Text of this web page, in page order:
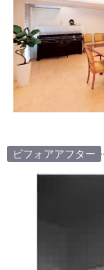
ビフォアアフター